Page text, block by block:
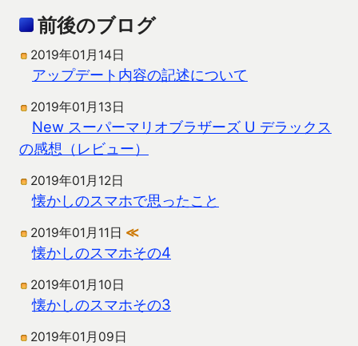
前後のブログ
2019年01月14日
アップデート内容の記述について
2019年01月13日
New スーパーマリオブラザーズ U デラックス
の感想（レビュー）
2019年01月12日
懐かしのスマホで思ったこと
2019年01月11日 ≪
懐かしのスマホその4
2019年01月10日
懐かしのスマホその3
2019年01月09日